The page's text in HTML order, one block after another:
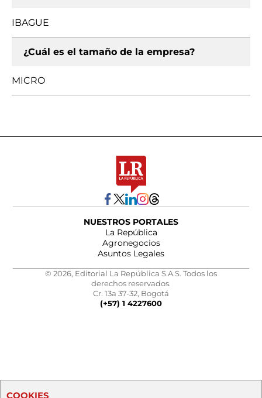
IBAGUE
¿Cuál es el tamaño de la empresa?
MICRO
NUESTROS PORTALES
La República
Agronegocios
Asuntos Legales
© 2026, Editorial La República S.A.S. Todos los
derechos reservados.
Cr. 13a 37-32, Bogotá
(+57) 1 4227600
COOKIES